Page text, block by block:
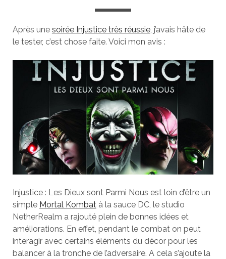
Après une soirée Injustice très réussie, j’avais hâte de
le tester, c’est chose faite. Voici mon avis :
Injustice : Les Dieux sont Parmi Nous est loin d’être un
simple Mortal Kombatà la sauce DC, le studio
NetherRealm a rajouté plein de bonnes idées et
améliorations. En effet, pendant le combat on peut
interagir avec certains éléments du décor pour les
balancer à la tronche de l’adversaire. A cela s’ajoute la